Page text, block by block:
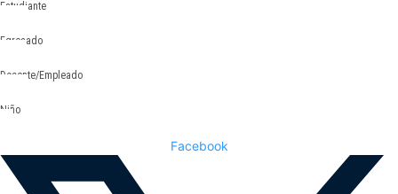
Estudiante
Egresado
Docente/Empleado
Niño
Facebook